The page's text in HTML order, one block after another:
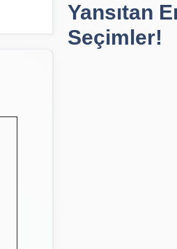
Yansıtan
Seçimler!